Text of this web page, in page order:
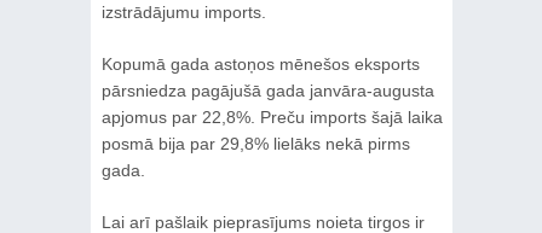
izstrādājumu imports.
Kopumā gada astoņos mēnešos eksports
pārsniedza pagājušā gada janvāra-augusta
apjomus par 22,8%. Preču imports šajā laika
posmā bija par 29,8% lielāks nekā pirms
gada.
Lai arī pašlaik pieprasījums noieta tirgos ir